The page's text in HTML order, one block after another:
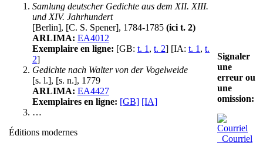
Samlung deutscher Gedichte aus dem XII. XIII.
und XIV. Jahrhundert
[Berlin], [C. S. Spener], 1784-1785 (ici t. 2)
ARLIMA: EA4012
Exemplaire en ligne: [GB: t. 1 , t. 2] [IA: t. 1 , t.
2]
Gedichte nach Walter von der Vogelweide
[s. l.], [s. n.], 1779
ARLIMA: EA4427
Exemplaires en ligne: [GB] [IA]
…
Éditions modernes
Signaler
une
erreur ou
une
omission:
Courriel